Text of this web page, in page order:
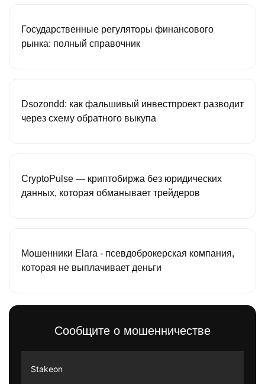
Государственные регуляторы финансового
рынка: полный справочник
Dsozondd: как фальшивый инвестпроект разводит
через схему обратного выкупа
CryptoPulse — криптобиржа без юридических
данных, которая обманывает трейдеров
Мошенники Elara - псевдоброкерская компания,
которая не выплачивает деньги
Сообщите о мошенничестве